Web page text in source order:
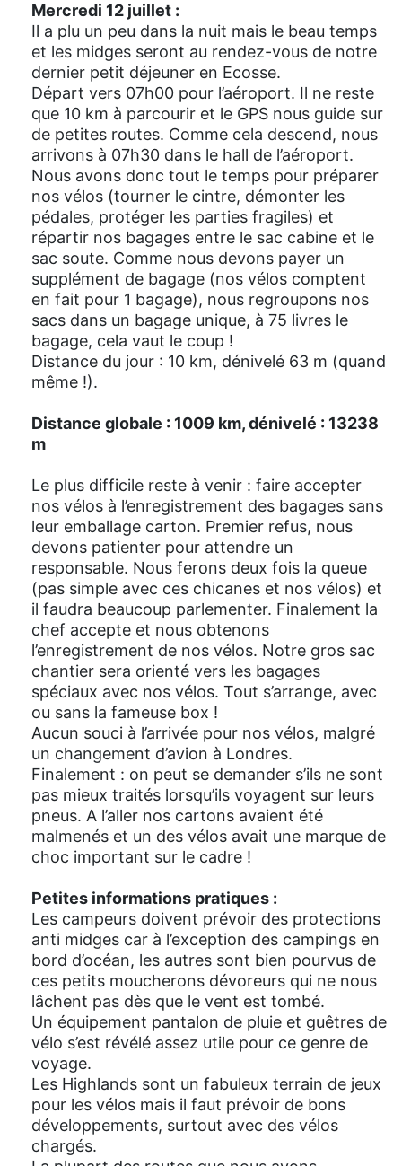
Mercredi 12 juillet :
Il a plu un peu dans la nuit mais le beau temps
et les midges seront au rendez-vous de notre
dernier petit déjeuner en Ecosse.
Départ vers 07h00 pour l’aéroport. Il ne reste
que 10 km à parcourir et le GPS nous guide sur
de petites routes. Comme cela descend, nous
arrivons à 07h30 dans le hall de l’aéroport.
Nous avons donc tout le temps pour préparer
nos vélos (tourner le cintre, démonter les
pédales, protéger les parties fragiles) et
répartir nos bagages entre le sac cabine et le
sac soute. Comme nous devons payer un
supplément de bagage (nos vélos comptent
en fait pour 1 bagage), nous regroupons nos
sacs dans un bagage unique, à 75 livres le
bagage, cela vaut le coup !
Distance du jour : 10 km, dénivelé 63 m (quand
même !).
Distance globale : 1009 km, dénivelé : 13238
m
Le plus difficile reste à venir : faire accepter
nos vélos à l’enregistrement des bagages sans
leur emballage carton. Premier refus, nous
devons patienter pour attendre un
responsable. Nous ferons deux fois la queue
(pas simple avec ces chicanes et nos vélos) et
il faudra beaucoup parlementer. Finalement la
chef accepte et nous obtenons
l’enregistrement de nos vélos. Notre gros sac
chantier sera orienté vers les bagages
spéciaux avec nos vélos. Tout s’arrange, avec
ou sans la fameuse box !
Aucun souci à l’arrivée pour nos vélos, malgré
un changement d’avion à Londres.
Finalement : on peut se demander s’ils ne sont
pas mieux traités lorsqu’ils voyagent sur leurs
pneus. A l’aller nos cartons avaient été
malmenés et un des vélos avait une marque de
choc important sur le cadre !
Petites informations pratiques :
Les campeurs doivent prévoir des protections
anti midges car à l’exception des campings en
bord d’océan, les autres sont bien pourvus de
ces petits moucherons dévoreurs qui ne nous
lâchent pas dès que le vent est tombé.
Un équipement pantalon de pluie et guêtres de
vélo s’est révélé assez utile pour ce genre de
voyage.
Les Highlands sont un fabuleux terrain de jeux
pour les vélos mais il faut prévoir de bons
développements, surtout avec des vélos
chargés.